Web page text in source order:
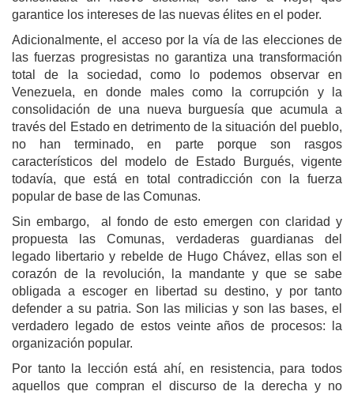
garantice los intereses de las nuevas élites en el poder.
Adicionalmente, el acceso por la vía de las elecciones de
las fuerzas progresistas no garantiza una transformación
total de la sociedad, como lo podemos observar en
Venezuela, en donde males como la corrupción y la
consolidación de una nueva burguesía que acumula a
través del Estado en detrimento de la situación del pueblo,
no han terminado, en parte porque son rasgos
característicos del modelo de Estado Burgués, vigente
todavía, que está en total contradicción con la fuerza
popular de base de las Comunas.
Sin embargo, al fondo de esto emergen con claridad y
propuesta las Comunas, verdaderas guardianas del
legado libertario y rebelde de Hugo Chávez, ellas son el
corazón de la revolución, la mandante y que se sabe
obligada a escoger en libertad su destino, y por tanto
defender a su patria. Son las milicias y son las bases, el
verdadero legado de estos veinte años de procesos: la
organización popular.
Por tanto la lección está ahí, en resistencia, para todos
aquellos que compran el discurso de la derecha y no